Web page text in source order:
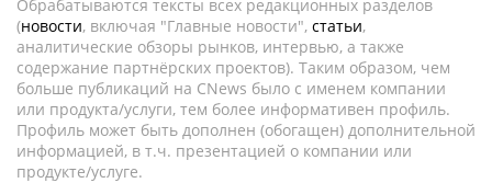
Обрабатываются тексты всех редакционных разделов
(новости, включая "Главные новости", статьи,
аналитические обзоры рынков, интервью, а также
содержание партнёрских проектов). Таким образом, чем
больше публикаций на CNews было с именем компании
или продукта/услуги, тем более информативен профиль.
Профиль может быть дополнен (обогащен) дополнительной
информацией, в т.ч. презентацией о компании или
продукте/услуге.